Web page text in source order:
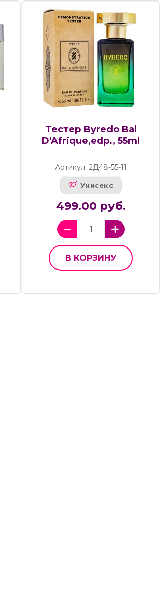
Тестер Byredo Bal
D'Afrique,edp., 55ml
Артикул: 2Д48-55-11
Унисекс
499.00 руб.
В КОРЗИНУ